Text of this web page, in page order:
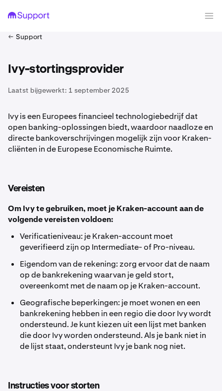
Support
Ivy-stortingsprovider
Laatst bijgewerkt: 1 september 2025
Ivy is een Europees financieel technologiebedrijf dat
open banking-oplossingen biedt, waardoor naadloze en
directe bankoverschrijvingen mogelijk zijn voor Kraken-
cliënten in de Europese Economische Ruimte.
Vereisten
Om Ivy te gebruiken, moet je Kraken-account aan de
volgende vereisten voldoen:
Verificatieniveau: je Kraken-account moet
geverifieerd zijn op Intermediate- of Pro-niveau.
Eigendom van de rekening: zorg ervoor dat de naam
op de bankrekening waarvan je geld stort,
overeenkomt met de naam op je Kraken-account.
Geografische beperkingen: je moet wonen en een
bankrekening hebben in een regio die door Ivy wordt
ondersteund. Je kunt kiezen uit een lijst met banken
die door Ivy worden ondersteund. Als je bank niet in
de lijst staat, ondersteunt Ivy je bank nog niet.
Instructies voor storten